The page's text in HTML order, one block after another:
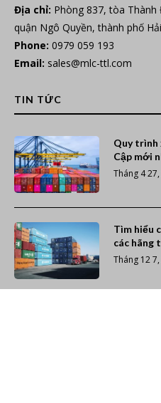
Địa chỉ: Phòng 837, tòa
quận Ngô Quyền, thành phố
Phone: 0979 059 193
Email: sales@mlc-ttl.com
TIN TỨC
Quy trình
Cập mới
Tháng 4
Tìm hiểu
các hãng
Tháng 12